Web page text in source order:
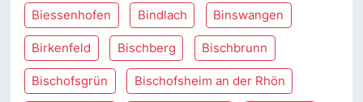
Biessenhofen Bindlach Binswangen
Birkenfeld Bischberg Bischbrunn
Bischofsgrün Bischofsheim an der Rhön